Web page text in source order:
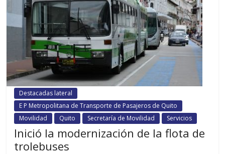
Destacadas lateral
E P Metropolitana de Transporte de Pasajeros de Quito
Movilidad
Quito Secretaría de Movilidad Servicios
Inició la modernización de la flota de
trolebuses